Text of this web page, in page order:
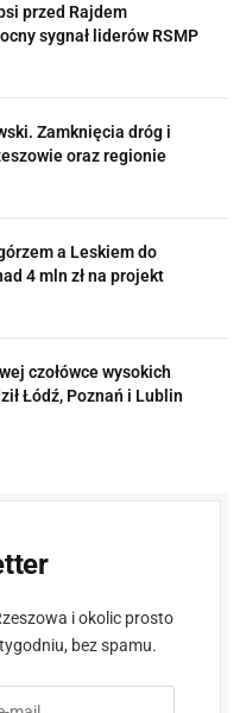
przed Rajdem
sygnał liderów RSMP
Zamknięcia dróg i
oraz regionie
a Leskiem do
4 mln zł na projekt
czołówce wysokich
Łódź, Poznań i Lublin
i okolic prosto
bez spamu.